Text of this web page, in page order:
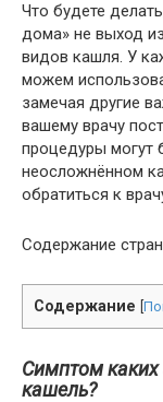
Что будете
дома» не выход
видов кашля. У
можем
замечая другие
вашему врачу
процедуры могут
неосложнённом
обратиться к
Содержание
Содержание
Симптом
кашель?